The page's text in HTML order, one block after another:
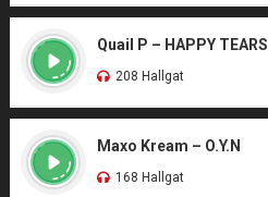
Quail P – HAPPY TEARS
208 Hallgat
Maxo Kream – O.Y.N
168 Hallgat